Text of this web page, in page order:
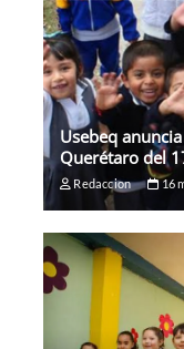
Usebeq
Querétaro del
Redaccion 16